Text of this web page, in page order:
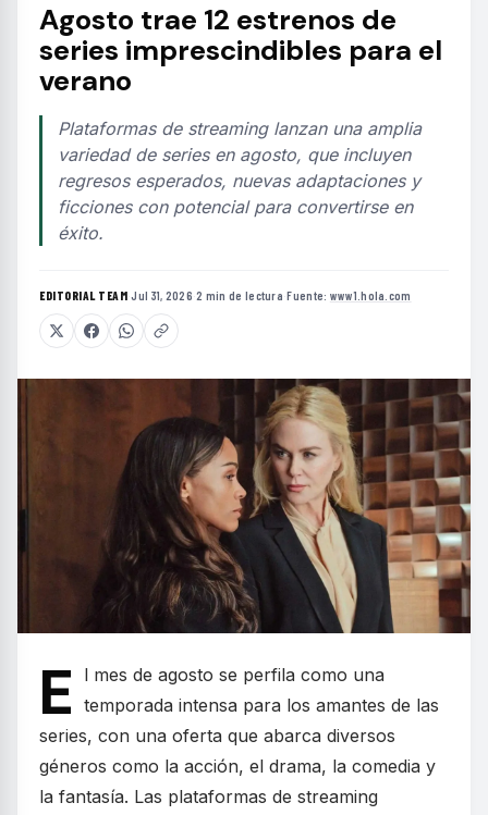
Agosto trae 12 estrenos de
series imprescindibles para el
verano
Plataformas de streaming lanzan una amplia
variedad de series en agosto, que incluyen
regresos esperados, nuevas adaptaciones y
ficciones con potencial para convertirse en
éxito.
EDITORIAL TEAM·Jul 31, 2026·2 min de lectura·Fuente: www1.hola.com
E
l mes de agosto se perfila como una
temporada intensa para los amantes de las
series, con una oferta que abarca diversos
géneros como la acción, el drama, la comedia y
la fantasía. Las plataformas de streaming